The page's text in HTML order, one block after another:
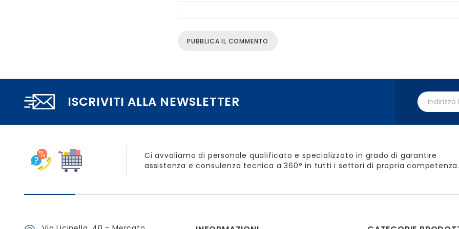
ISCRIVITI ALLA NEWSLETTER
Ci avvaliamo di personale qualificato e specializzato in grado di garantire
assistenza e consulenza tecnica a 360° in tutti i settori di propria competenza.